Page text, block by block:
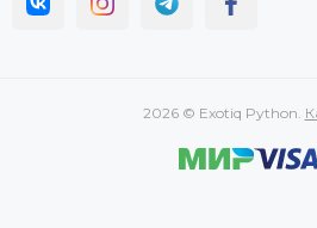
2026 © Exotiq Python.